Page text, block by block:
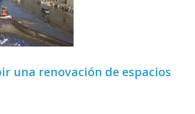
una renovación de espacios